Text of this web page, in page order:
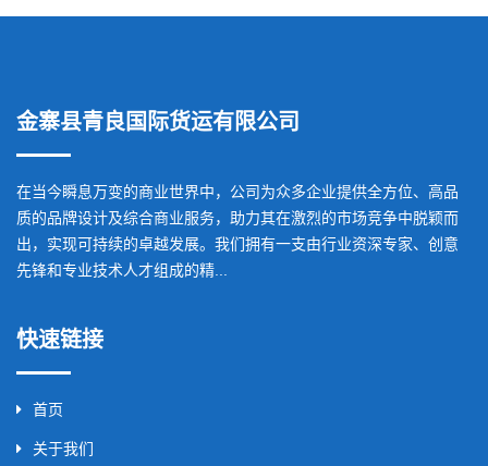
金寨县青良国际货运有限公司
在当今瞬息万变的商业世界中，公司为众多企业提供全方位、高品
质的品牌设计及综合商业服务，助力其在激烈的市场竞争中脱颖而
出，实现可持续的卓越发展。我们拥有一支由行业资深专家、创意
先锋和专业技术人才组成的精...
快速链接
首页
关于我们